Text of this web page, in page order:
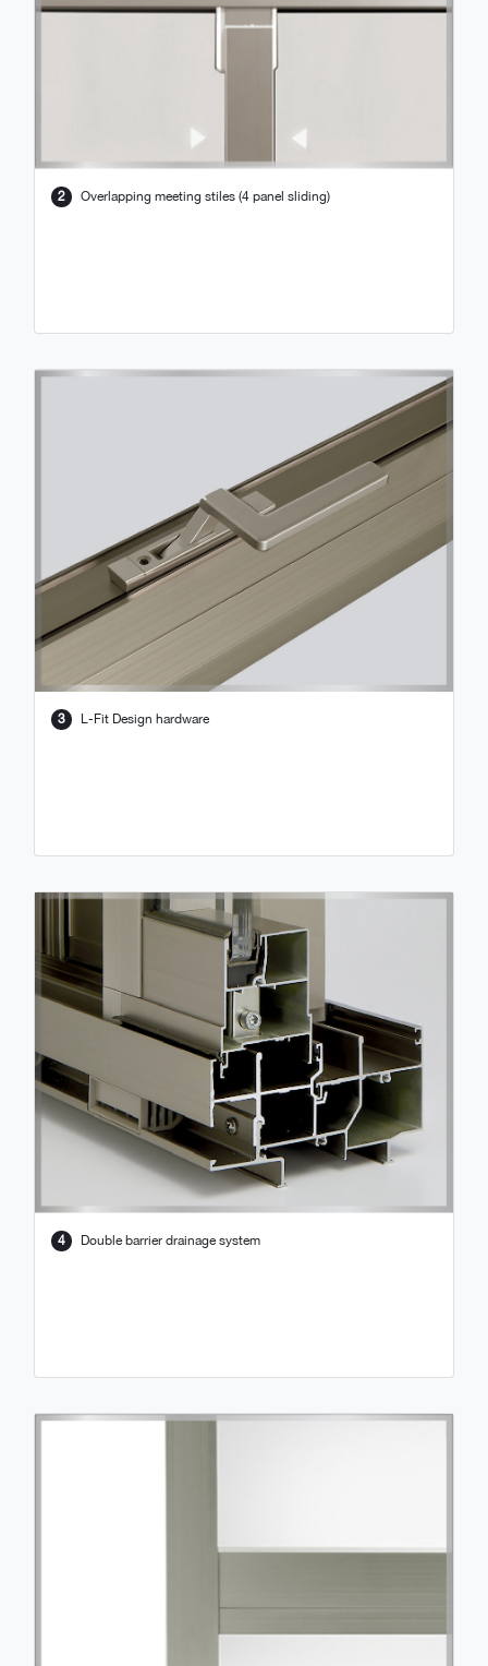
2 Overlapping meeting stiles (4 panel sliding)
3 L-Fit Design hardware
4 Double barrier drainage system